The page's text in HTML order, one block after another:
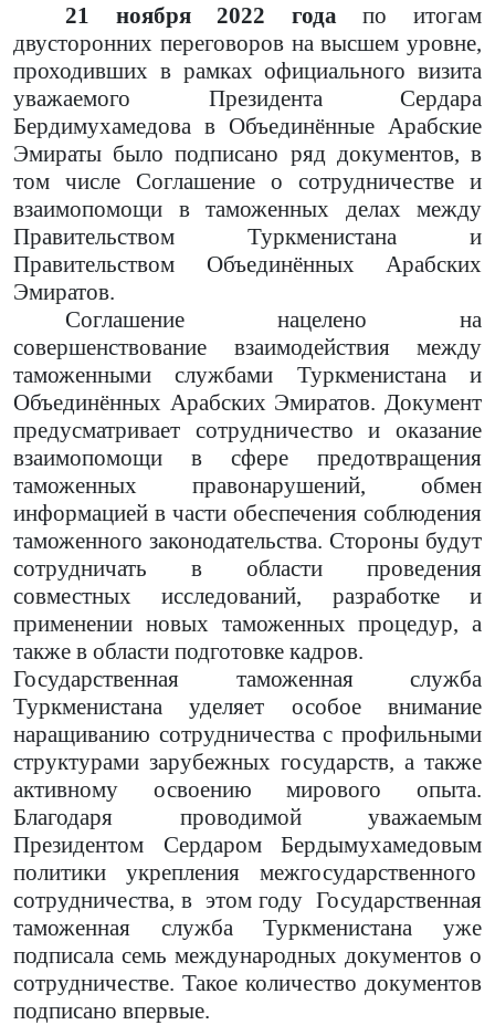
21 ноября 2022 годапо итогам
двусторонних переговоров на высшем уровне,
проходивших в рамках официального визита
уважаемого Президента Сердара
Бердимухамедова в Объединённые Арабские
Эмираты было подписано ряд документов, в
том числе Соглашение о сотрудничестве и
взаимопомощи в таможенных делах между
Правительством Туркменистана и
Правительством Объединённых Арабских
Эмиратов.
Соглашение нацелено на
совершенствование взаимодействия между
таможенными службами Туркменистана и
Объединённых Арабских Эмиратов. Документ
предусматривает сотрудничество и оказание
взаимопомощи в сфере предотвращения
таможенных правонарушений, обмен
информацией в части обеспечения соблюдения
таможенного законодательства. Стороны будут
сотрудничать в области проведения
совместных исследований, разработке и
применении новых таможенных процедур, а
также в области подготовке кадров.
Государственная таможенная служба
Туркменистана уделяет особое внимание
наращиванию сотрудничества с профильными
структурами зарубежных государств, а также
активному освоению мирового опыта.
Благодаря проводимой уважаемым
Президентом Сердаром Бердымухамедовым
политики укрепления межгосударственного
сотрудничества, в этом году Государственная
таможенная служба Туркменистана уже
подписала семь международных документов о
сотрудничестве. Такое количество документов
подписано впервые.